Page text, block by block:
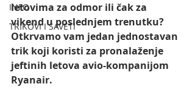
INFO
TRIKOVI I SAVETI
letovima za odmor ili čak za
vikend u poslednjem trenutku?
Otkrvamo vam jedan jednostavan
trik koji koristi za pronalaženje
jeftinih letova avio-kompanijom
Ryanair.